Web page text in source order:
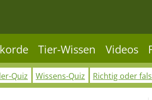
Tier-Wissen Videos
Quiz Wissens-Quiz Richtig oder